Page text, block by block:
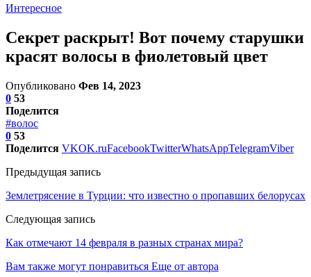
Интересное
Секрет раскрыт! Вот почему старушки
красят волосы в фиолетовый цвет
Опубликовано Фев 14, 2023
0 53
Поделится
#волос
0 53
Поделится VKOK.ruFacebookTwitterWhatsAppTelegramViber
Предыдущая запись
Землетрясение в Турции: что известно о пропавших белорусах
Следующая запись
Как отмечают 14 февраля в разных странах мира?
Вам также могут понравиться Еще от автора